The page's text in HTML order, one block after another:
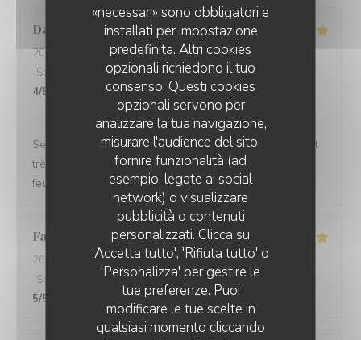
«necessari» sono obbligatori e
installati per impostazione
predefinita. Altri cookies
opzionali richiedono il tuo
consenso. Questi cookies
opzionali servono per
analizzare la tua navigazione,
misurare l'audience del sito,
fornire funzionalità (ad
esempio, legate ai social
network) o visualizzare
pubblicità o contenuti
personalizzati. Clicca su
'Accetta tutto', 'Rifiuta tutto' o
'Personalizza' per gestire le
tue preferenze. Puoi
modificare le tue scelte in
qualsiasi momento cliccando
David
2026-08-04
- 12:30 - Ospiti 5
Servizio
Atmosfera: 5/5 Cucina: 5 /5 Qualità / Prezzo
4/5
Service impeccable et convivial. Nourriture excellente et
très copieuse. Je recommande particulièrement le mille
feuille à la crème noisette-vanille. Un délice 😋
Famille
2026-08-02
- 12:15 - Ospiti 5
Servizio
Atmosfera:5/5 Cucina: 5/5 Qualità / Prezzo
5/5